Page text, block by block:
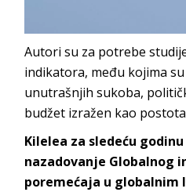
Autori su za potrebe
indikatora, među kojima
unutrašnjih sukoba,
budžet izražen kao
Kilelea za sledeću
nazadovanje Globalnog
poremećaja u globalnim